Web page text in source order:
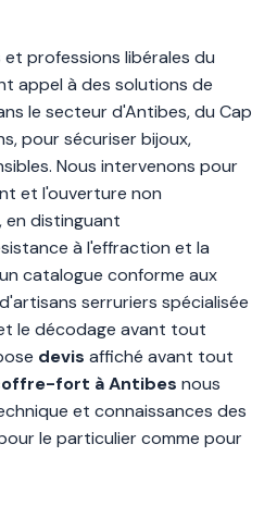
professions libérales du
appel à des solutions de
le secteur d'Antibes, du Cap
pour sécuriser bijoux,
Nous intervenons pour
et l'ouverture non
distinguant
à l'effraction et la
catalogue conforme aux
d'artisans serruriers spécialisée
le décodage avant tout
devis affiché avant tout
fort à Antibes nous
et connaissances des
le particulier comme pour